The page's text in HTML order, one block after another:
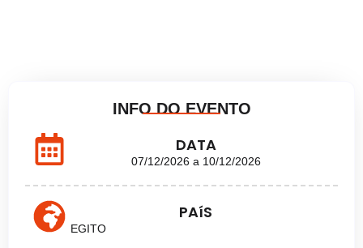
INFO DO EVENTO
DATA
07/12/2026 a 10/12/2026
PAíS
EGITO